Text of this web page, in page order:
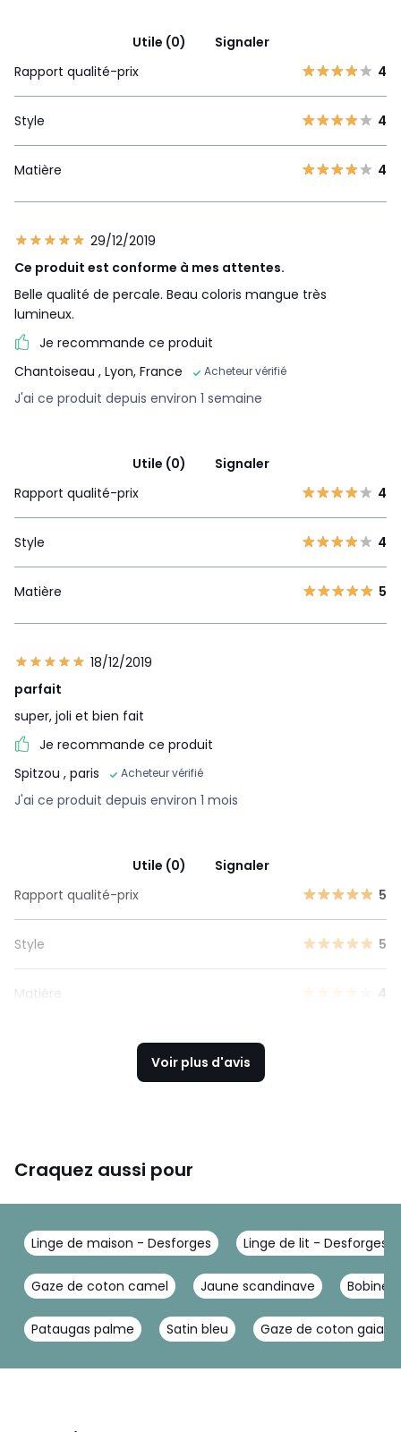
Utile (0)
Signaler
Rapport qualité-prix
4
Style 4
Matière 4
29/12/2019
Ce produit est conforme à mes attentes.
Belle qualité de percale. Beau coloris mangue très
lumineux.
Je recommande ce produit
Chantoiseau , Lyon, France Acheteur vérifié
J'ai ce produit depuis environ 1 semaine
Utile (0)
Signaler
Rapport qualité-prix
4
Style 4
Matière 5
18/12/2019
parfait
super, joli et bien fait
Je recommande ce produit
Spitzou , paris Acheteur vérifié
J'ai ce produit depuis environ 1 mois
Utile (0)
Signaler
Rapport qualité-prix
5
Style 5
Matière 4
Voir plus d'avis
Craquez aussi pour
Linge de maison - Desforges Linge de lit - Desforges
Gaze de coton camel Jaune scandinave Bobine
Pataugas palme Satin bleu Gaze de coton gaia